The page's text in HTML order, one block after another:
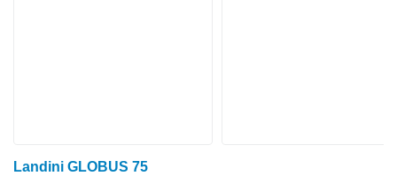
Landini GLOBUS 75